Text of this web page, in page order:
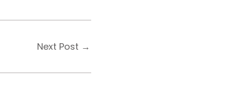
Next Post →